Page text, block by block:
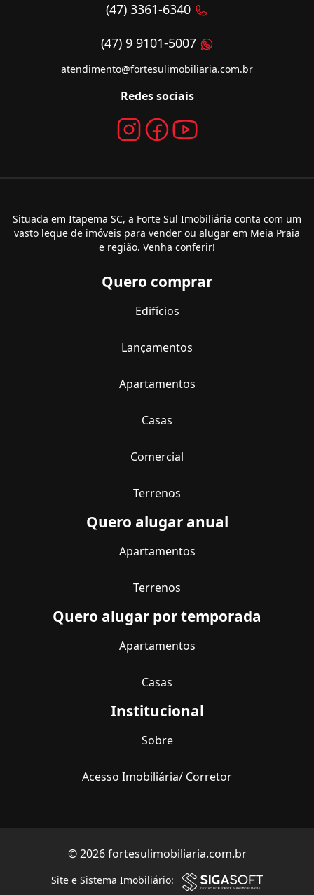
(47) 3361-6340
(47) 9 9101-5007
atendimento@fortesulimobiliaria.com.br
Redes sociais
Situada em Itapema SC, a Forte Sul Imobiliária conta com um
vasto leque de imóveis para vender ou alugar em Meia Praia
e região. Venha conferir!
Quero comprar
Edifícios
Lançamentos
Apartamentos
Casas
Comercial
Terrenos
Quero alugar anual
Apartamentos
Terrenos
Quero alugar por temporada
Apartamentos
Casas
Institucional
Sobre
Acesso Imobiliária/ Corretor
© 2026 fortesulimobiliaria.com.br
Site e Sistema Imobiliário: